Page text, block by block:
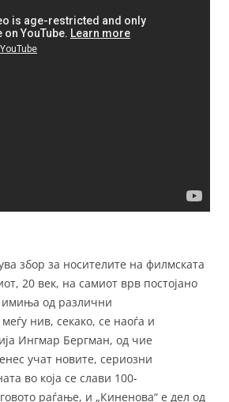
збор за носителите на филмската
20 век, на самиот врв постојано
имиња од различни
нив, секако, се наоѓа и
Ингмар Бергман, од чие
учат новите, сериозни
во која се слави 100-
раѓање, и „Киненова“ е дел од